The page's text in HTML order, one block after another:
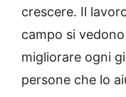
crescere. Il
campo si
migliorare ogni
persone che lo